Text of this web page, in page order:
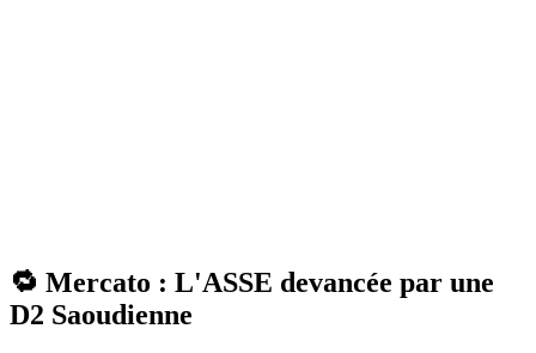
🔁 Mercato : L'ASSE devancée par une
D2 Saoudienne